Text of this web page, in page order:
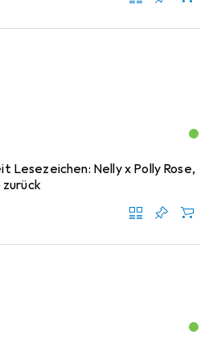
Lesezeichen: Nelly x Polly Rose,
zurück